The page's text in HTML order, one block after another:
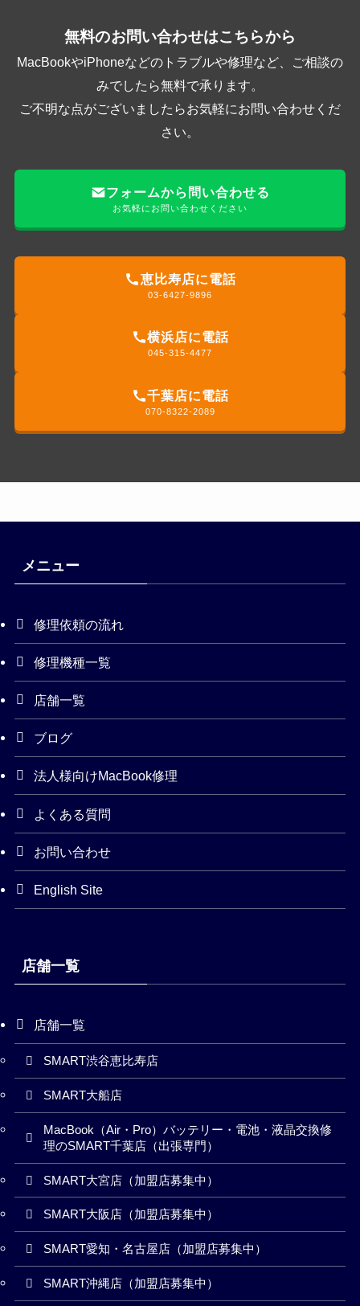
無料のお問い合わせはこちらから
MacBookやiPhoneなどのトラブルや修理など、ご相談の
みでしたら無料で承ります。
ご不明な点がございましたらお気軽にお問い合わせくだ
さい。
フォームから問い合わせる
お気軽にお問い合わせください
恵比寿店に電話
03-6427-9896
横浜店に電話
045-315-4477
千葉店に電話
070-8322-2089
メニュー
修理依頼の流れ
修理機種一覧
店舗一覧
ブログ
法人様向けMacBook修理
よくある質問
お問い合わせ
English Site
店舗一覧
店舗一覧
SMART渋谷恵比寿店
SMART大船店
MacBook（Air・Pro）バッテリー・電池・液晶交換修
理のSMART千葉店（出張専門）
SMART大宮店（加盟店募集中）
SMART大阪店（加盟店募集中）
SMART愛知・名古屋店（加盟店募集中）
SMART沖縄店（加盟店募集中）